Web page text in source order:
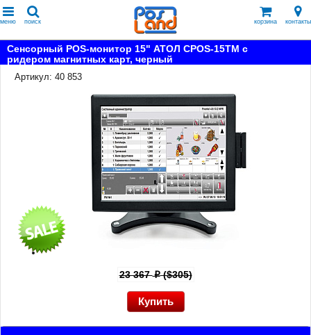
меню поиск корзина контакты
Сенсорный POS-монитор 15" АТОЛ CPOS-15TM с
ридером магнитных карт, черный
Артикул: 40 853
23 367p($305)